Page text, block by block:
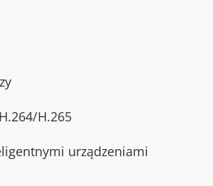
H.265
urządzeniami